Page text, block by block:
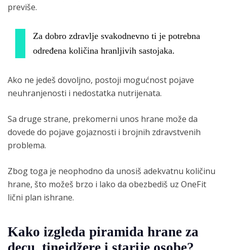
previše.
Za dobro zdravlje svakodnevno ti je potrebna
određena količina hranljivih sastojaka.
Ako ne jedeš dovoljno, postoji mogućnost pojave
neuhranjenosti i nedostatka nutrijenata.
Sa druge strane, prekomerni unos hrane može da
dovede do pojave gojaznosti i brojnih zdravstvenih
problema.
Zbog toga je neophodno da unosiš adekvatnu količinu
hrane, što možeš brzo i lako da obezbediš uz OneFit
lični plan ishrane.
Kako izgleda piramida hrane za